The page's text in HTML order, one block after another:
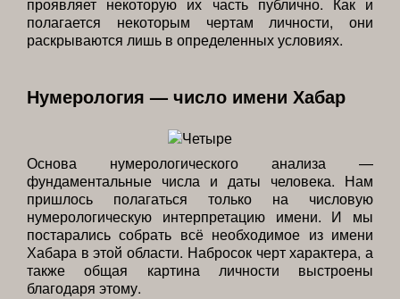
полагается некоторым чертам личности, они
раскрываются лишь в определенных условиях.
Нумерология — число имени Хабар
Основа нумерологического анализа —
фундаментальные числа и даты человека. Нам
пришлось полагаться только на числовую
нумерологическую интерпретацию имени. И мы
постарались собрать всё необходимое из имени
Хабара в этой области. Набросок черт характера, а
также общая картина личности выстроены
благодаря этому.